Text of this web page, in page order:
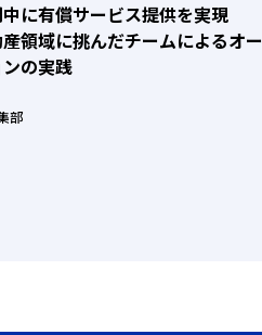
中に有償サービス提供を実現
領域に挑んだチームによるオー
の実践
部